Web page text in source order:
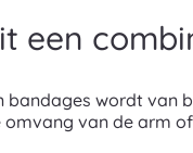
een
bandages wordt van
van de arm